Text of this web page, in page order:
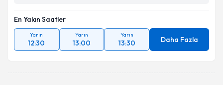
En Yakın Saatler
Yarın
12:30
Yarın
13:00
Yarın
13:30 Daha Fazla